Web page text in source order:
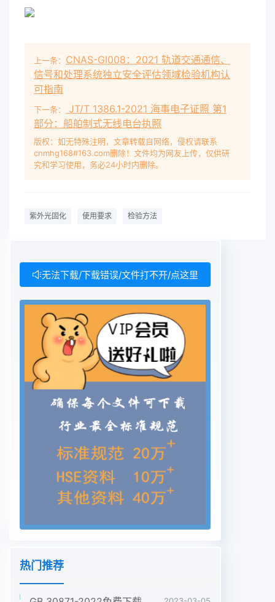
上一条： CNAS-GI008：2021 轨道交通通信、
信号和处理系统独立安全评估领域检验机构认
可指南
下一条：
JT/T 1386.1-2021 海事电子证照 第1
部分：船舶制式无线电台执照
版权：如无特殊注明，文章转载自网络，侵权请联系
cnmhg168#163.com删除！文件均为网友上传，仅供研
究和学习使用，务必24小时内删除。
紫外光固化 使用要求 检验方法
无法下载/下载错误/文件打不开/点这里
热门推荐